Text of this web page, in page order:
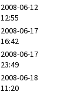
2008-06-12
12:55
2008-06-17
16:42
2008-06-17
23:49
2008-06-18
11:20